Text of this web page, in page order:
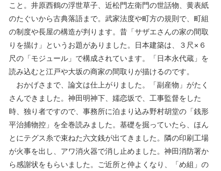
こと。井原西鶴の浮世草子、近松門左衛門の世話物、黄表紙
のたぐいから古典落語まで。武家法度や町方の規則で、町組
の制度や長屋の構造が判ります。昔「サザエさんの家の間取
りを描け」というお題がありました。日本建築は、３尺×６
尺の「モジュール」で構成されています。「日本永代蔵」を
読み込むと江戸や大坂の商家の間取りが描けるのです。
おかげさまで、論文は仕上がりました。「副産物」がたく
さんできました。神田明神下、嬬恋坂で、工事監督をした
時、独り者ですので、事務所に泊まり込み野村胡堂の「銭形
平治捕物控」を全巻読みました。基礎を掘っていたら、ほん
とにテグス糸で束ねた六文銭が出てきました。隣の印刷工場
が火事を出し、アワ消火器で消し止めました。神田消防署か
ら感謝状をもらいました。ご近所と仲よくなり、「め組」の